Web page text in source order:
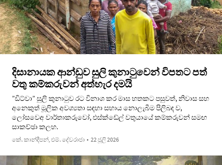
දිසානායක ආන්ඩුව සුලි කුනාටුවෙන් විපතට පත්
වතු කම්කරුවන් අත්හැර දමයි
”ඩිට්වා” සුලි කුනාටුව රට විනාශ කර මාස හතකට පසුවත්, නිවාස සහ
අනෙකුත් මූලික අවශ්‍යතා සඳහා සහාය නොලැබීම පිලිබඳ ව,
ලෝසවෙඅ ව‌ාර්තාකරුවෝ, එස්ක්ඩේල් වතුයායේ කම්කරුවන් සමඟ
සාකච්ඡා කලහ.
කේ. කාන්දීපන්, එම්. දේවරාජා • 22 ජූලි 2026